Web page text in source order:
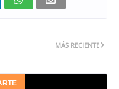
MÁS RECIENTE